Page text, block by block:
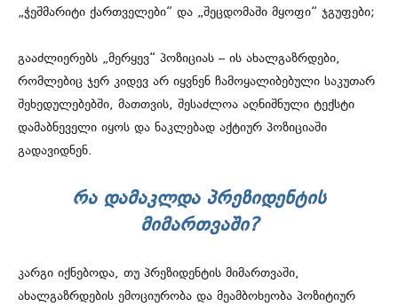
„ჭეშმარიტი ქართველები“ და „შეცდომაში მყოფი“ ჯგუფები;
გააძლიერებს „მერყევ“ პოზიციას – ის ახალგაზრდები,
რომლებიც ჯერ კიდევ არ იყვნენ ჩამოყალიბებული საკუთარ
შეხედულებებში, მათთვის, შესაძლოა აღნიშნული ტექსტი
დამაბნეველი იყოს და ნაკლებად აქტიურ პოზიციაში
გადავიდნენ.
ᲠᲐ ᲓᲐᲛᲐᲙᲚᲓᲐ ᲞᲠᲔᲖᲘᲓᲔᲜᲢᲘᲡ
ᲛᲘᲛᲐᲠᲗᲕᲐᲨᲘ?
კარგი იქნებოდა, თუ პრეზიდენტის მიმართვაში,
ახალგაზრდების ემოციურობა და მეამბოხეობა პოზიტიურ